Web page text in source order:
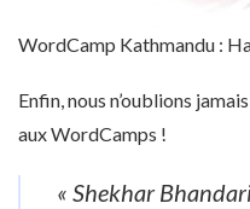
WordCamp Kathmandu :
Enfin, nous n’oublions
aux WordCamps !
« Shekhar